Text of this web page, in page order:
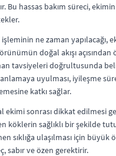
Bu hassas bakım süreci, ekimin
ne zaman yapılacağı,
doğal akışı
tavsiyeleri doğrultusunda
uyulması, iyileşme
katkı sağlar.
ekimi sonrası dikkat edilmesi
köklerin sağlıklı bir şekilde
sıklığa ulaşılması için büyük
sabır ve özen gerektirir.